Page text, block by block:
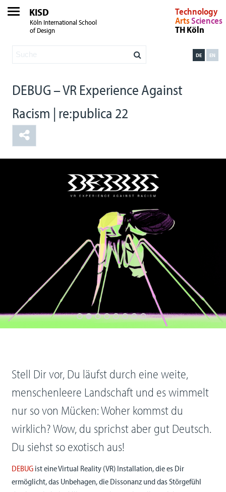
KISD
Köln International School
of Design
Technology
ArtsSciences
TH Köln
EN
DE
DEBUG – VR Experience Against
Racism | re:publica 22
Stell Dir vor, Du läufst durch eine weite,
menschenleere Landschaft und es wimmelt
nur so von Mücken: Woher kommst du
wirklich? Wow, du sprichst aber gut Deutsch.
Du siehst so exotisch aus!
DEBUGist eine Virtual Reality (VR) Installation, die es Dir
ermöglicht, das Unbehagen, die Dissonanz und das Störgefühl